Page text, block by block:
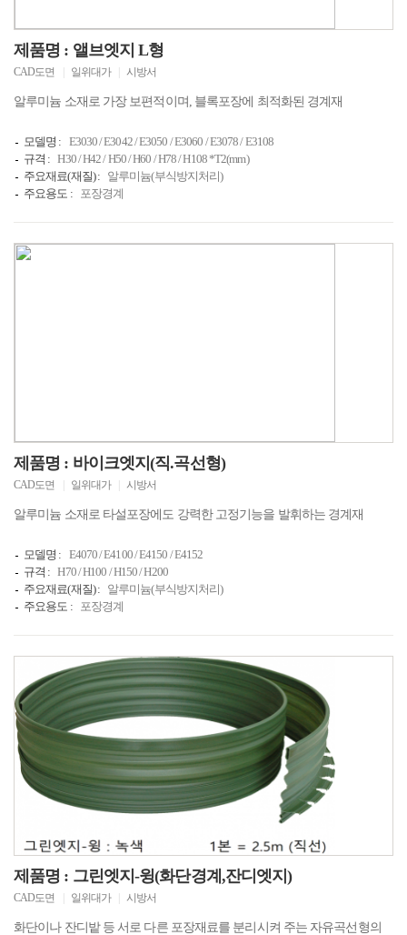
제품명 : 앨브엣지 L형
CAD도면 일위대가 시방서
알루미늄 소재로 가장 보편적이며, 블록포장에 최적화된 경계재
모델명 : E3030 / E3042 / E3050 / E3060 / E3078 / E3108
규격 : H30 / H42 / H50 / H60 / H78 / H108 *T2(mm)
주요재료(재질) : 알루미늄(부식방지처리)
주요용도 :
포장경계
제품명 : 바이크엣지(직.곡선형)
CAD도면 일위대가 시방서
알루미늄 소재로 타설포장에도 강력한 고정기능을 발휘하는 경계재
모델명 : E4070 / E4100 / E4150 / E4152
규격 : H70 / H100 / H150 / H200
주요재료(재질) : 알루미늄(부식방지처리)
주요용도 :
포장경계
제품명 : 그린엣지-윙(화단경계,잔디엣지)
CAD도면 일위대가 시방서
화단이나 잔디밭 등 서로 다른 포장재료를 분리시켜 주는 자유곡선형의